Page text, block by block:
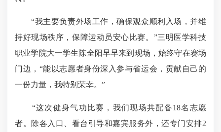
“我主要负责外场工作，确保观众顺利入场，并维
持好现场秩序，保障运动员安心比赛。”三明医学科技
职业学院大一学生陈全阳早早来到现场，始终守在赛场
门边，“能以志愿者身份深入参与省运会，贡献自己的
一份力量，我特别荣幸。”
“这次健身气功比赛，我们现场共配备18名志愿
者。除各入口、看台引导和嘉宾服务外，还专门安排2